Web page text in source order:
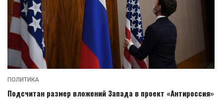
ПОЛИТИКА
Подсчитан размер вложений Запада в проект «Антироссия»